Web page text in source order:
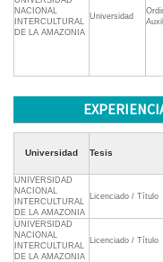
NACIONAL
INTERCULTURAL
DE LA AMAZONIA
Universidad
Universidad Tesis
UNIVERSIDAD
NACIONAL
INTERCULTURAL
DE LA AMAZONIA
Licenciado / Título
UNIVERSIDAD
NACIONAL
INTERCULTURAL
DE LA AMAZONIA
Licenciado / Título